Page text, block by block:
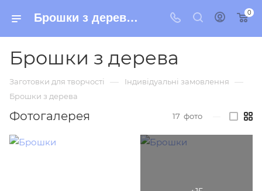
Брошки з дерева – Sky Swallow 0
Брошки з дерева
Заготовки для творчості — Індивідуальні замовлення —
Брошки з дерева
Фотогалерея 17 фото